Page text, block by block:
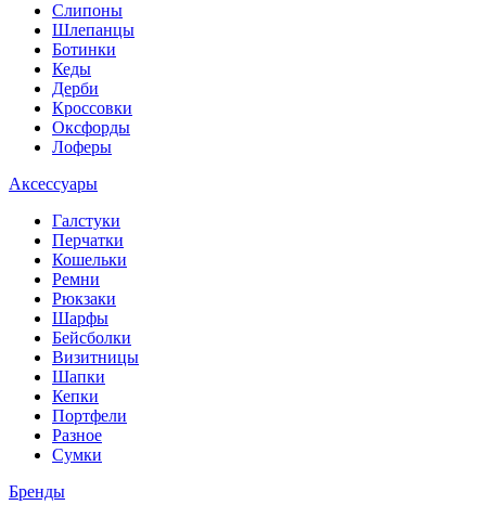
Слипоны
Шлепанцы
Ботинки
Кеды
Дерби
Кроссовки
Оксфорды
Лоферы
Аксессуары
Галстуки
Перчатки
Кошельки
Ремни
Рюкзаки
Шарфы
Бейсболки
Визитницы
Шапки
Кепки
Портфели
Разное
Сумки
Бренды